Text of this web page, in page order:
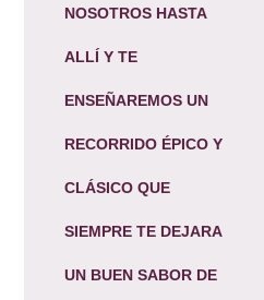
NOSOTROS HASTA
ALLÍ Y TE
ENSEÑAREMOS UN
RECORRIDO ÉPICO Y
CLÁSICO QUE
SIEMPRE TE DEJARA
UN BUEN SABOR DE